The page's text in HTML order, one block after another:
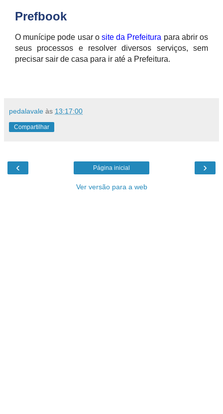
Prefbook
O munícipe pode usar o site da Prefeitura para abrir os
seus processos e resolver diversos serviços, sem
precisar sair de casa para ir até a Prefeitura.
pedalavale às 13:17:00
Compartilhar
‹ ›
Página inicial
Ver versão para a web